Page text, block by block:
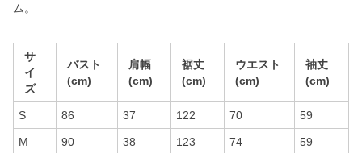
ム。
サ
イ
ズ
バスト
(cm)
肩幅
(cm)
裾丈
(cm)
ウエスト
(cm)
袖丈
(cm)
S 86 37 122 70 59
M 90 38 123 74 59